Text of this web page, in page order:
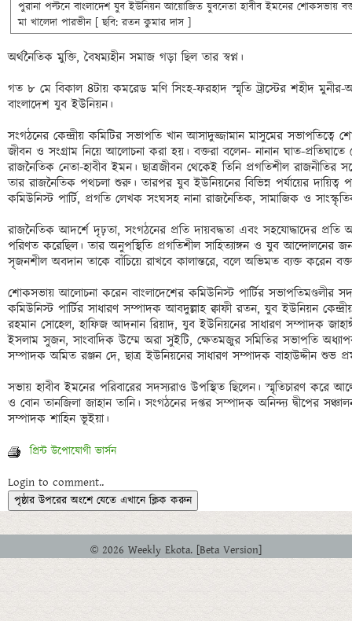
পুরানা পল্টনে বাংলাদেশ যুব ইউনিয়ন আয়োজিত যুবনেতা হাবীব ইমনের শোকসভায়
মা খালেদা পারভীন [ ছবি: রতন কুমার দাস ]
অর্থনৈতিক মুক্তি, বৈষম্যহীন সমাজ গড়া ছিল তার স্বপ্ন।
গত ৮ মে বিকাল ৪টায় কমরেড মণি সিংহ-ফরহাদ স্মৃতি ট্রাস্টের শহীদ
বাংলাদেশ যুব ইউনিয়ন।
সংগঠনের কেন্দ্রীয় কমিটির সভাপতি খান আসাদুজ্জামান মাসুমের সভাপতিত্বে
জীবন ও সংগ্রাম নিয়ে আলোচনা করা হয়। বক্তরা বলেন- নানান ঘাত-
রাজনৈতিক নেতা-হাবীব ইমন। ছাত্রজীবন থেকেই তিনি প্রগতিশীল রাজনীতির
তার রাজনৈতিক পথচলা শুরু। তারপর যুব ইউনিয়নের বিভিন্ন পর্যায়ের দায়িত্ব
কমিউনিস্ট পার্টি, প্রগতি লেখক সংঘসহ নানা রাজনৈতিক, সামাজিক ও
রাজনৈতিক আদর্শে দৃঢ়তা, সংগঠনের প্রতি দায়বদ্ধতা এবং সহযোদ্ধাদের প্রতি
পরিণত করেছিল। তার অনুপস্থিতি প্রগতিশীল সাহিত্যাঙ্গন ও যুব আন্দোলনের
সৃজনশীল অবদান তাকে বাঁচিয়ে রাখবে কালান্তরে, বলে অভিমত ব্যক্ত করেন
শোকসভায় আলোচনা করেন বাংলাদেশের কমিউনিস্ট পার্টির সভাপতিমণ্ডলীর
কমিউনিস্ট পার্টির সাধারণ সম্পাদক আবদুল্লাহ ক্বাফী রতন, যুব ইউনিয়ন
রহমান সোহেল, হাফিজ আদনান রিয়াদ, যুব ইউনিয়নের সাধারণ সম্পাদক
ইসলাম সুজন, সাংবাদিক উম্মে অরা সুইটি, ক্ষেতমজুর সমিতির সভাপতি
সম্পাদক অমিত রঞ্জন দে, ছাত্র ইউনিয়নের সাধারণ সম্পাদক বাহাউদ্দীন শুভ
সভায় হাবীব ইমনের পরিবারের সদস্যরাও উপস্থিত ছিলেন। স্মৃতিচারণ করে
ও বোন তানজিলা জাহান তানি। সংগঠনের দপ্তর সম্পাদক অনিন্দ্য দ্বীপের
প্রিন্ট উপোযোগী ভার্সন
Login to comment..
পৃষ্ঠার উপরের অংশে যেতে এখানে ক্লিক করুন
© 2026 Weekly Ekota. [Beta Version]